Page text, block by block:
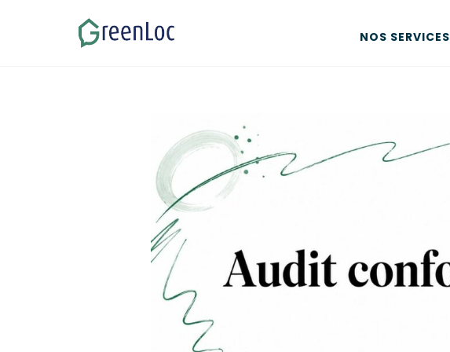
NOS SERVICES